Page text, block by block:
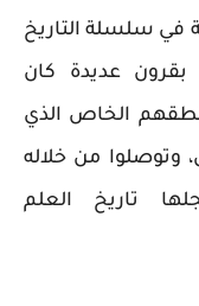
في سلسلة التاريخ
بقرون عديدة كان
الخاص الذي
وتوصلوا من خلاله
تاريخ العلم